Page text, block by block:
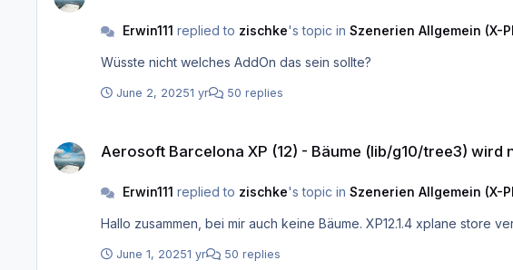
Erwin111 replied to zischke's topic in Szenerien Allgemein (X-
Wüsste nicht welches AddOn das sein sollte?
June 2, 20251 yr 50 replies
Aerosoft Barcelona XP (12) - Bäume (lib/g10/tree3) wird
Erwin111 replied to zischke's topic in Szenerien Allgemein (X-
Hallo zusammen, bei mir auch keine Bäume.
June 1, 20251 yr 50 replies